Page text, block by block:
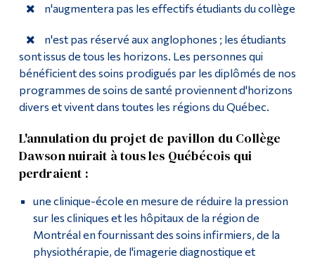
n'augmentera pas les effectifs étudiants du collège
n'est pas réservé aux anglophones ; les étudiants
sont issus de tous les horizons. Les personnes qui
bénéficient des soins prodigués par les diplômés de nos
programmes de soins de santé proviennent d'horizons
divers et vivent dans toutes les régions du Québec.
L'annulation du projet de pavillon du Collège
Dawson nuirait à tous les Québécois qui
perdraient :
une clinique-école en mesure de réduire la pression
sur les cliniques et les hôpitaux de la région de
Montréal en fournissant des soins infirmiers, de la
physiothérapie, de l'imagerie diagnostique et